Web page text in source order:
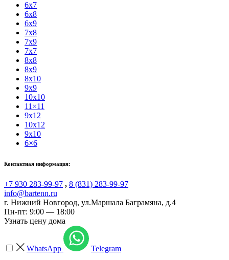
6x7
6x8
6x9
7x8
7x9
7x7
8x8
8x9
8x10
9x9
10x10
11×11
9x12
10x12
9x10
6×6
Контактная информация:
+7 930 283-99-97 , 8 (831) 283-99-97
info@bartenn.ru
г. Нижний Новгород, ул.Маршала Баграмяна, д.4
Пн-пт: 9:00 — 18:00
Узнать цену дома
WhatsApp Telegram